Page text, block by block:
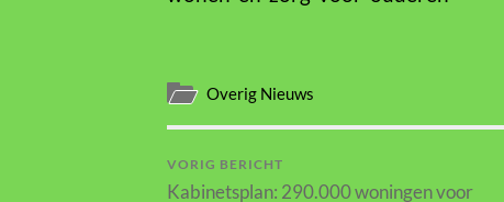
Overig Nieuws
VORIG BERICHT
Kabinetsplan: 290.000 woningen voor